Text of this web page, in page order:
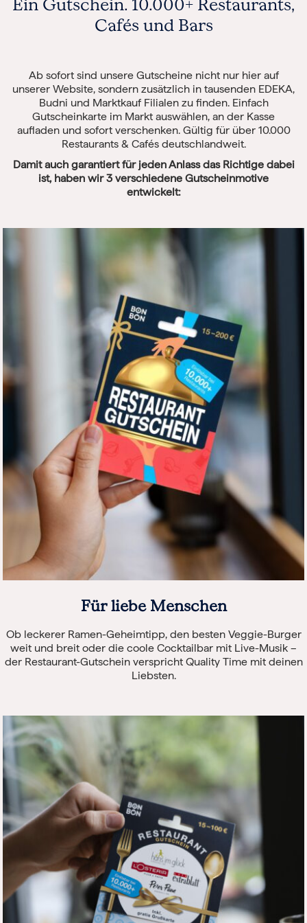
Ein Gutschein. 10.000+ Restaurants,
Cafés und Bars
Ab sofort sind unsere Gutscheine nicht nur hier auf
unserer Website, sondern zusätzlich in tausenden EDEKA,
Budni und Marktkauf Filialen zu finden. Einfach
Gutscheinkarte im Markt auswählen, an der Kasse
aufladen und sofort verschenken. Gültig für über 10.000
Restaurants & Cafés deutschlandweit.
Damit auch garantiert für jeden Anlass das Richtige dabei
ist, haben wir 3 verschiedene Gutscheinmotive
entwickelt:
Für liebe Menschen
Ob leckerer Ramen-Geheimtipp, den besten Veggie-Burger
weit und breit oder die coole Cocktailbar mit Live-Musik –
der Restaurant-Gutschein verspricht Quality Time mit deinen
Liebsten.